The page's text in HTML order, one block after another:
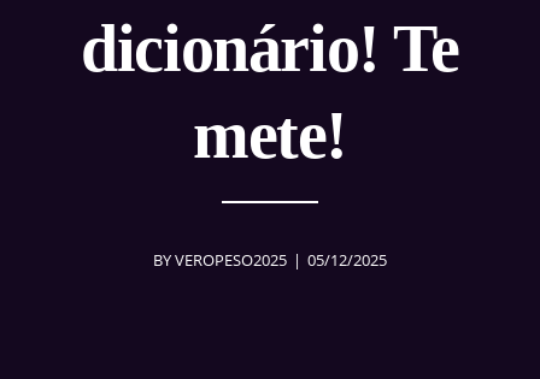
dicionário! Te
mete!
BYVEROPESO2025 05/12/2025